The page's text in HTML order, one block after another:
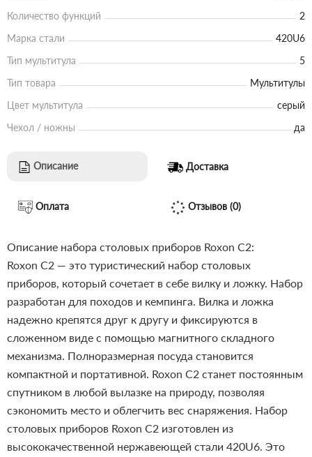
Количество функций
2
Марка стали
420U6
Тип мультитула
5
Тип товара
Мультитулы
Цвет мультитула
серый
Чехол / ножны
да
Описание Доставка
Оплата Отзывов (0)
Описание набора столовых приборов Roxon C2:
Roxon C2 — это туристический набор столовых
приборов, который сочетает в себе вилку и ложку. Набор
разработан для походов и кемпинга. Вилка и ложка
надежно крепятся друг к другу и фиксируются в
сложенном виде с помощью магнитного складного
механизма. Полноразмерная посуда становится
компактной и портативной. Roxon C2 станет постоянным
спутником в любой вылазке на природу, позволяя
сэкономить место и облегчить вес снаряжения. Набор
столовых приборов Roxon C2 изготовлен из
высококачественной нержавеющей стали 420U6. Это